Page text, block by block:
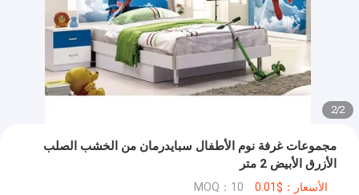
2
/
2
مجموعات غرفة نوم الأطفال سبايدرمان من الخشب الصلب
الأزرق الأبيض 2 متر
الأسعار：$0.01 MOQ：10